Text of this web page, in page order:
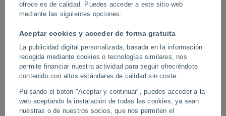
ofrece es de calidad. Puedes acceder a este sitio web
mediante las siguientes opciones:
Aceptar cookies y acceder de forma gratuita
La publicidad digital personalizada, basada en la información
recogida mediante cookies o tecnologías similares, nos
permite financiar nuestra actividad para seguir ofreciéndote
contenido con altos estándares de calidad sin coste.
Pulsando el botón "Aceptar y continuar", puedes acceder a la
web aceptando la instalación de todas las cookies, ya sean
nuestras o de nuestros socios, que nos permiten el
¡Una colina colapsa en Hazaribag,
India! La ladera cedió tras las lluvias;
desatando el pánico entre los vecinos